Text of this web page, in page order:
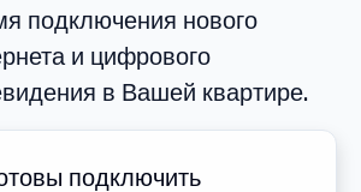
подключения нового
и цифрового
в Вашей квартире.
подключить